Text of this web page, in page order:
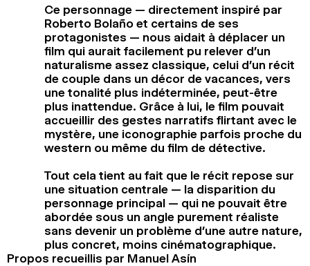
Ce personnage — directement inspiré par
Roberto Bolaño et certains de ses
protagonistes — nous aidait à déplacer un
film qui aurait facilement pu relever d’un
naturalisme assez classique, celui d’un récit
de couple dans un décor de vacances, vers
une tonalité plus indéterminée, peut-être
plus inattendue. Grâce à lui, le film pouvait
accueillir des gestes narratifs flirtant avec le
mystère, une iconographie parfois proche du
western ou même du film de détective.
Tout cela tient au fait que le récit repose sur
une situation centrale — la disparition du
personnage principal — qui ne pouvait être
abordée sous un angle purement réaliste
sans devenir un problème d’une autre nature,
plus concret, moins cinématographique.
Propos recueillis par Manuel Asín